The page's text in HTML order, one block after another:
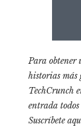
Para obtener
historias más
TechCrunch
entrada
Suscríbete